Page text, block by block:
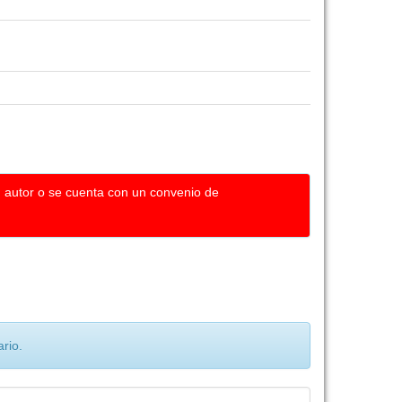
o se cuenta con un convenio de